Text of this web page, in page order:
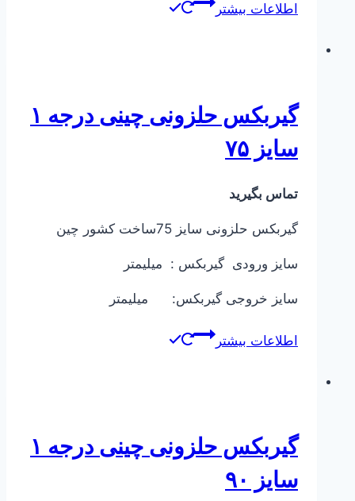
اطلاعات بیشتر
گیربکس حلزونی چینی درجه ۱
سایز ۷۵
تماس بگیرید
گیربکس حلزونی سایز 75ساخت کشور چین
سایز ورودی گیربکس : میلیمتر
سایز خروجی گیربکس: میلیمتر
اطلاعات بیشتر
گیربکس حلزونی چینی درجه ۱
سایز ۹۰